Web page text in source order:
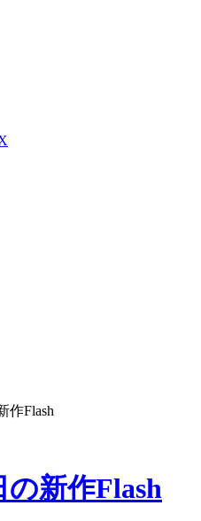
画紹介ブログ
作Flash
の新作Flash